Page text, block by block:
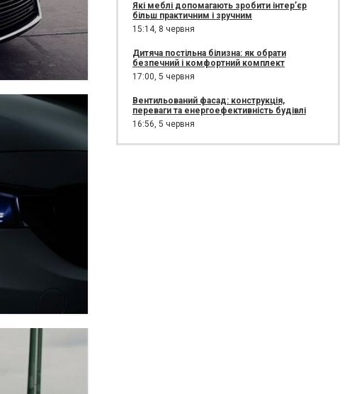
Які меблі допомагають зробити інтер’єр
більш практичним і зручним
15:14, 8 червня
Дитяча постільна білизна: як обрати
безпечний і комфортний комплект
17:00, 5 червня
Вентильований фасад: конструкція,
переваги та енергоефективність будівлі
16:56, 5 червня